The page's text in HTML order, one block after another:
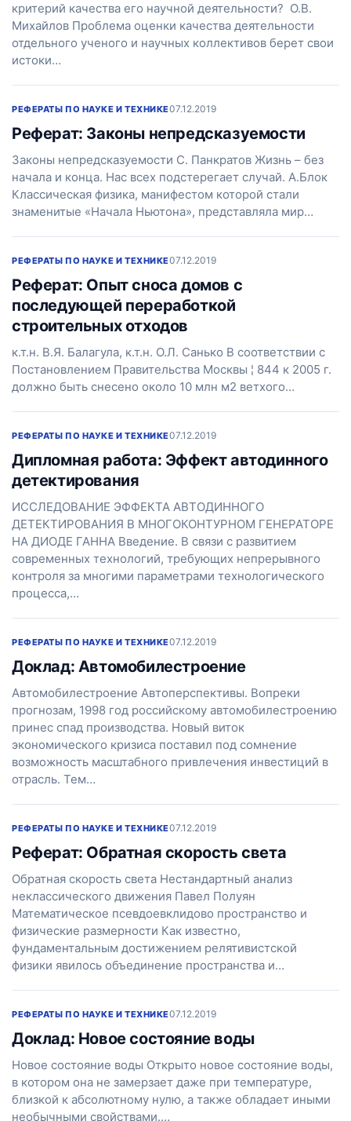
критерий качества его научной деятельности? О.В.
Михайлов Проблема оценки качества деятельности
отдельного ученого и научных коллективов берет свои
истоки…
РЕФЕРАТЫ ПО НАУКЕ И ТЕХНИКЕ07.12.2019
Реферат: Законы непредсказуемости
Законы непредсказуемости С. Панкратов Жизнь – без
начала и конца. Нас всех подстерегает случай. А.Блок
Классическая физика, манифестом которой стали
знаменитые «Начала Ньютона», представляла мир…
РЕФЕРАТЫ ПО НАУКЕ И ТЕХНИКЕ07.12.2019
Реферат: Опыт сноса домов с
последующей переработкой
строительных отходов
к.т.н. В.Я. Балагула, к.т.н. О.Л. Санько В соответствии с
Постановлением Правительства Москвы ¦ 844 к 2005 г.
должно быть снесено около 10 млн м2 ветхого…
РЕФЕРАТЫ ПО НАУКЕ И ТЕХНИКЕ07.12.2019
Дипломная работа: Эффект автодинного
детектирования
ИССЛЕДОВАНИЕ ЭФФЕКТА АВТОДИННОГО
ДЕТЕКТИРОВАНИЯ В МНОГОКОНТУРНОМ ГЕНЕРАТОРЕ
НА ДИОДЕ ГАННА Введение. В связи с развитием
современных технологий, требующих непрерывного
контроля за многими параметрами технологического
процесса,…
РЕФЕРАТЫ ПО НАУКЕ И ТЕХНИКЕ07.12.2019
Доклад: Автомобилестроение
Автомобилестроение Автоперспективы. Вопреки
прогнозам, 1998 год российскому автомобилестроению
принес спад производства. Новый виток
экономического кризиса поставил под сомнение
возможность масштабного привлечения инвестиций в
отрасль. Тем…
РЕФЕРАТЫ ПО НАУКЕ И ТЕХНИКЕ07.12.2019
Реферат: Обратная скорость света
Обратная скорость света Нестандартный анализ
неклассического движения Павел Полуян
Математическое псевдоевклидово пространство и
физические размерности Как известно,
фундаментальным достижением релятивистской
физики явилось объединение пространства и…
РЕФЕРАТЫ ПО НАУКЕ И ТЕХНИКЕ07.12.2019
Доклад: Новое состояние воды
Новое состояние воды Открыто новое состояние воды,
в котором она не замерзает даже при температуре,
близкой к абсолютному нулю, а также обладает иными
необычными свойствами.…